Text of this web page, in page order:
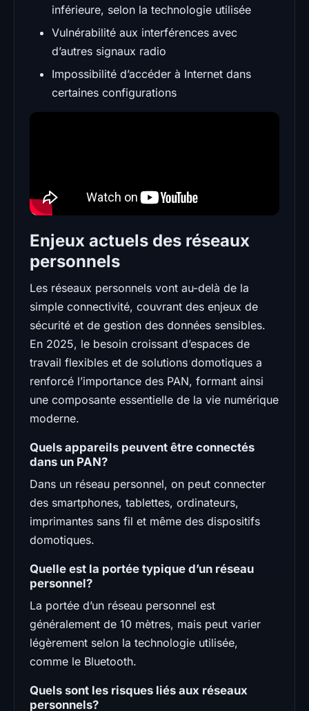
inférieure, selon la technologie utilisée
Vulnérabilité aux interférences avec
d’autres signaux radio
Impossibilité d’accéder à Internet dans
certaines configurations
Enjeux actuels des réseaux
personnels
Les réseaux personnels vont au-delà de la
simple connectivité, couvrant des enjeux de
sécurité et de gestion des données sensibles.
En 2025, le besoin croissant d’espaces de
travail flexibles et de solutions domotiques a
renforcé l’importance des PAN, formant ainsi
une composante essentielle de la vie numérique
moderne.
Quels appareils peuvent être connectés
dans un PAN?
Dans un réseau personnel, on peut connecter
des smartphones, tablettes, ordinateurs,
imprimantes sans fil et même des dispositifs
domotiques.
Quelle est la portée typique d’un réseau
personnel?
La portée d’un réseau personnel est
généralement de 10 mètres, mais peut varier
légèrement selon la technologie utilisée,
comme le Bluetooth.
Quels sont les risques liés aux réseaux
personnels?